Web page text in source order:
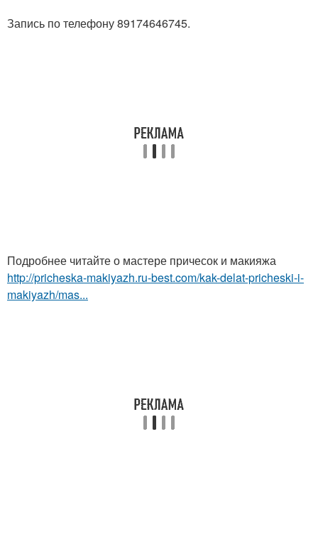
Запись по телефону 89174646745.
Подробнее читайте о мастере причесок и макияжа
http://pricheska-makiyazh.ru-best.com/kak-delat-pricheski-i-
makiyazh/mas...